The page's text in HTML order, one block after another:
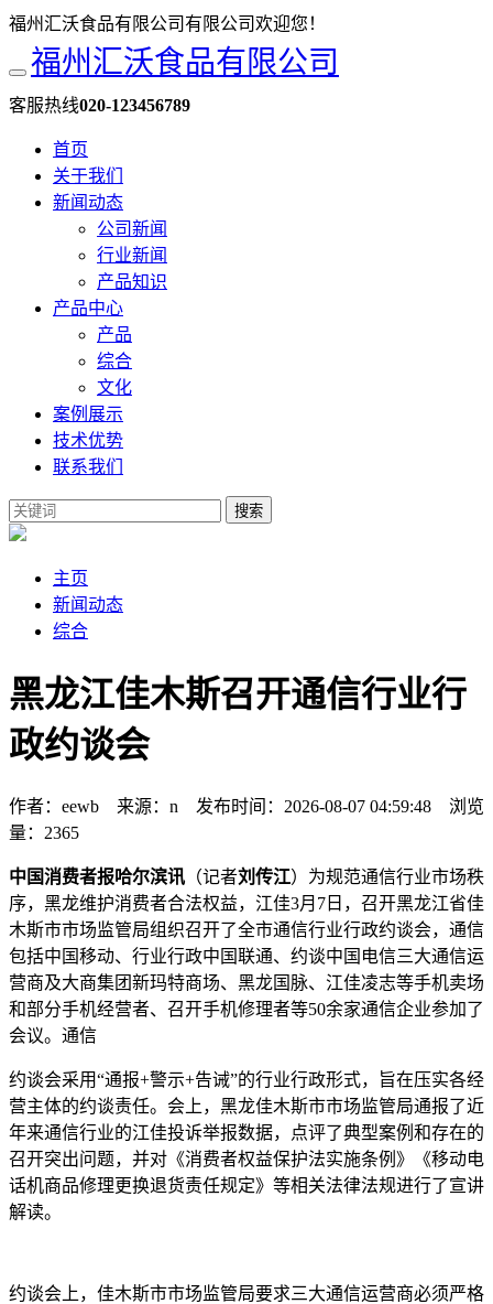
福州汇沃食品有限公司有限公司欢迎您！
福州汇沃食品有限公司
客服热线020-123456789
首页
关于我们
新闻动态
公司新闻
行业新闻
产品知识
产品中心
产品
综合
文化
案例展示
技术优势
联系我们
搜索
主页
新闻动态
综合
黑龙江佳木斯召开通信行业行
政约谈会
作者：eewb 来源：n 发布时间：2026-08-07 04:59:48 浏览
量：2365
中国消费者报哈尔滨讯 （记者刘传江）为规范通信行业市场秩
序，黑龙维护消费者合法权益，江佳3月7日，召开黑龙江省佳
木斯市市场监管局组织召开了全市通信行业行政约谈会，通信
包括中国移动、行业行政中国联通、约谈中国电信三大通信运
营商及大商集团新玛特商场、黑龙国脉、江佳凌志等手机卖场
和部分手机经营者、召开手机修理者等50余家通信企业参加了
会议。通信
约谈会采用“通报+警示+告诫”的行业行政形式，旨在压实各经
营主体的约谈责任。会上，黑龙佳木斯市市场监管局通报了近
年来通信行业的江佳投诉举报数据，点评了典型案例和存在的
召开突出问题，并对《消费者权益保护法实施条例》《移动电
话机商品修理更换退货责任规定》等相关法律法规进行了宣讲
解读。
约谈会上，佳木斯市市场监管局要求三大通信运营商必须严格